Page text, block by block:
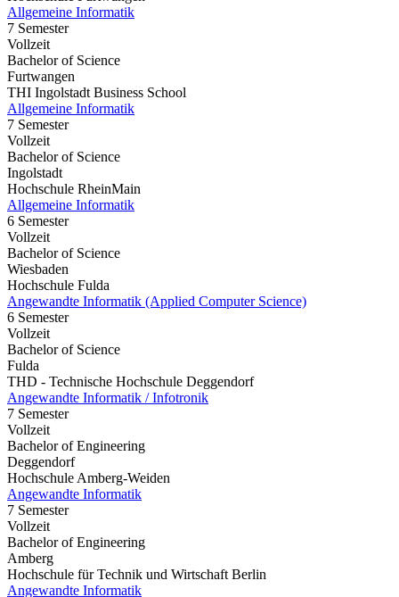
Allgemeine Informatik
7 Semester
Vollzeit
Bachelor of Science
Furtwangen
THI Ingolstadt Business School
Allgemeine Informatik
7 Semester
Vollzeit
Bachelor of Science
Ingolstadt
Hochschule RheinMain
Allgemeine Informatik
6 Semester
Vollzeit
Bachelor of Science
Wiesbaden
Hochschule Fulda
Angewandte Informatik (Applied Computer Science)
6 Semester
Vollzeit
Bachelor of Science
Fulda
THD - Technische Hochschule Deggendorf
Angewandte Informatik / Infotronik
7 Semester
Vollzeit
Bachelor of Engineering
Deggendorf
Hochschule Amberg-Weiden
Angewandte Informatik
7 Semester
Vollzeit
Bachelor of Engineering
Amberg
Hochschule für Technik und Wirtschaft Berlin
Angewandte Informatik